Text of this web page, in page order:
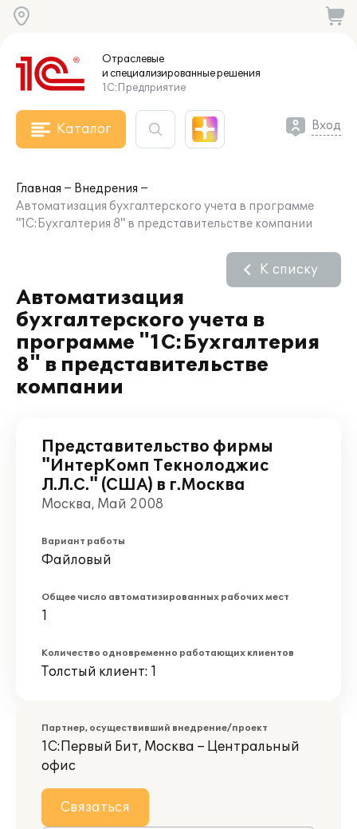
Отраслевые
и специализированныерешения
1С:Предприятие
Каталог Вход
Главная
Внедрения
Автоматизация бухгалтерского учета в программе
"1С:Бухгалтерия 8" в представительстве компании
Автоматизация
бухгалтерского учета в
программе "1С:Бухгалтерия
8" в представительстве
компании
К списку
Представительство фирмы
"ИнтерКомп Текнолоджис
Л.Л.С." (США) в г.Москва
Москва, Май 2008
Вариант работы
Файловый
Общее число автоматизированных рабочих мест
1
Количество одновременно работающих клиентов
Толстый клиент: 1
Партнер, осуществивший внедрение/проект
1С:Первый Бит, Москва – Центральный
офис
Связаться